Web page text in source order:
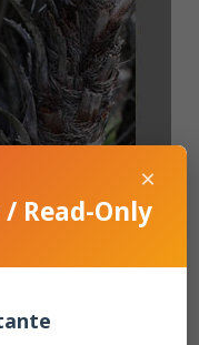
×
Read-Only